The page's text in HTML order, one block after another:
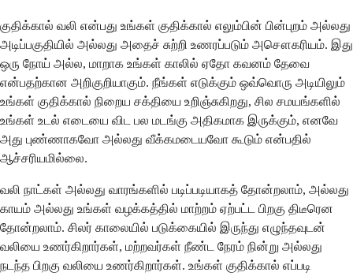
குதிக்கால் வலி என்பது உங்கள் குதிக்கால் எலும்பின் பின்புறம் அல்லது
அடிப்பகுதியில் அல்லது அதைச் சுற்றி உணரப்படும் அசௌகரியம். இது
ஒரு நோய் அல்ல, மாறாக உங்கள் காலில் ஏதோ கவனம் தேவை
என்பதற்கான அறிகுறியாகும். நீங்கள் எடுக்கும் ஒவ்வொரு அடியிலும்
உங்கள் குதிக்கால் நிறைய சக்தியை உறிஞ்சுகிறது, சில சமயங்களில்
உங்கள் உடல் எடையை விட பல மடங்கு அதிகமாக இருக்கும், எனவே
அது புண்ணாகவோ அல்லது வீக்கமடையவோ கூடும் என்பதில்
ஆச்சரியமில்லை.
வலி நாட்கள் அல்லது வாரங்களில் படிப்படியாகத் தோன்றலாம், அல்லது
காயம் அல்லது உங்கள் வழக்கத்தில் மாற்றம் ஏற்பட்ட பிறகு திடீரென
தோன்றலாம். சிலர் காலையில் படுக்கையில் இருந்து எழுந்தவுடன்
வலியை உணர்கிறார்கள், மற்றவர்கள் நீண்ட நேரம் நின்று அல்லது
நடந்த பிறகு வலியை உணர்கிறார்கள். உங்கள் குதிக்கால் எப்படி